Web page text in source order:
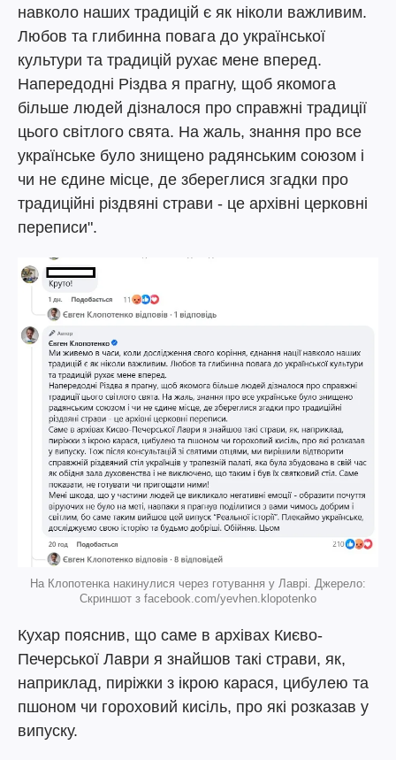
навколо наших традицій є як ніколи важливим.
Любов та глибинна повага до української
культури та традицій рухає мене вперед.
Напередодні Різдва я прагну, щоб якомога
більше людей дізналося про справжні традиції
цього світлого свята. На жаль, знання про все
українське було знищено радянським союзом і
чи не єдине місце, де збереглися згадки про
традиційні різдвяні страви - це архівні церковні
переписи".
На Клопотенка накинулися через готування у Лаврі. Джерело:
Скриншот з facebook.com/yevhen.klopotenko
Кухар пояснив, що саме в архівах Києво-
Печерської Лаври я знайшов такі страви, як,
наприклад, пиріжки з ікрою карася, цибулею та
пшоном чи гороховий кисіль, про які розказав у
випуску.